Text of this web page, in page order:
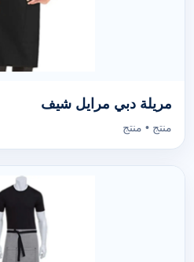
مريلة دبي مرايل شيف
منتج • منتج